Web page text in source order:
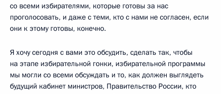
со всеми избирателями, которые готовы за нас
проголосовать, и даже с теми, кто с нами не согласен, если
они к этому готовы, конечно.
Я хочу сегодня с вами это обсудить, сделать так, чтобы
на этапе избирательной гонки, избирательной программы
мы могли со всеми обсуждать и то, как должен выглядеть
будущий кабинет министров, Правительство России, кто